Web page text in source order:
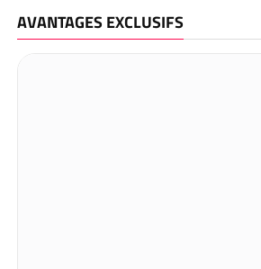
AVANTAGES EXCLUSIFS